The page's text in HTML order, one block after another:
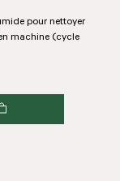
pour nettoyer
machine (cycle